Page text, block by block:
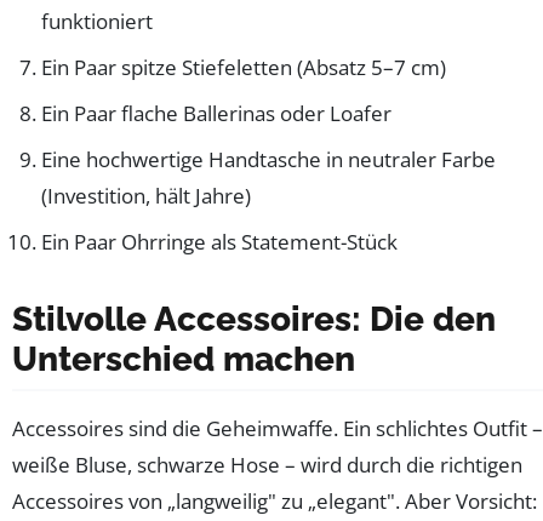
funktioniert
Ein Paar spitze Stiefeletten (Absatz 5–7 cm)
Ein Paar flache Ballerinas oder Loafer
Eine hochwertige Handtasche in neutraler Farbe
(Investition, hält Jahre)
Ein Paar Ohrringe als Statement-Stück
Stilvolle Accessoires: Die den
Unterschied machen
Accessoires sind die Geheimwaffe. Ein schlichtes Outfit –
weiße Bluse, schwarze Hose – wird durch die richtigen
Accessoires von „langweilig" zu „elegant". Aber Vorsicht: